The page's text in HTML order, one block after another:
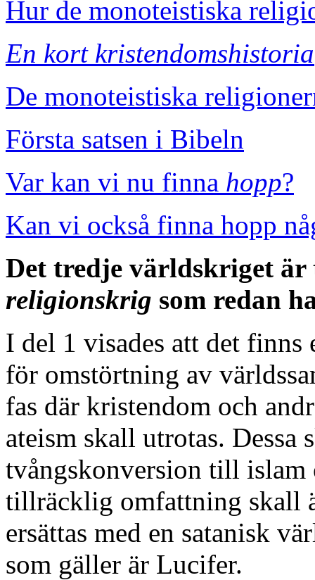
Hur de monoteistiska
En kort kristendomshistoria
De monoteistiska
Första satsen i Bibeln
Var kan vi nu finna hopp?
Kan vi också finna hopp
Det tredje världskriget är
religionskrig som redan
I del 1 visades att det
för omstörtning av
fas där kristendom och
ateism skall utrotas. Dessa
tvångskonversion till islam
tillräcklig omfattning skall
ersättas med en satanisk
som gäller är Lucifer.